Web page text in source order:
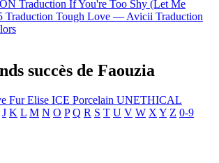
Traduction If You're Too Shy (Let Me
Traduction Tough Love — Avicii Traduction
succès de Faouzia
Fur Elise ICE Porcelain UNETHICAL
J K L M N O P Q R S T U V W X Y Z 0-9